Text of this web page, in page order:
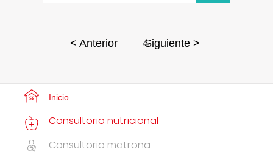
< Anterior 4
Siguiente >
Inicio
Consultorio nutricional
Consultorio matrona